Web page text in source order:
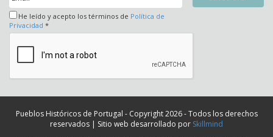
He leído y acepto los términos de Política de
Privacidad *
Pueblos Históricos de Portugal - Copyright 2026 - Todos los derechos
reservados | Sitio web desarrollado por Skillmind